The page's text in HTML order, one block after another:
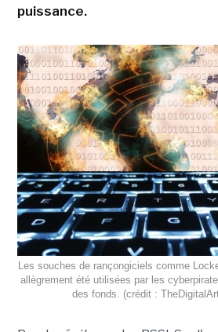
puissance.
Les souches de rançongiciels comme
allègrement été utilisées par les
des fonds. (crédit :